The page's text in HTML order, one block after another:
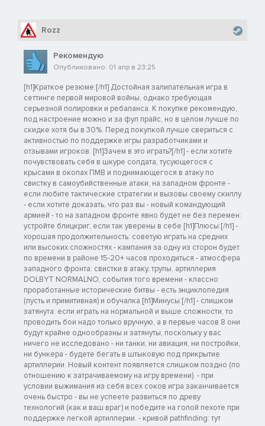
Rozz
Рекомендую
Опубликовано: 01 апр в 23:25
[h1]Краткое резюме:[/h1] Достойная залипательная игра в
сеттинге первой мировой войны, однако требующая
серьезной полировки и ребаланса. К покупке рекомендую,
под настроение можно и за фул прайс, но в целом лучше по
скидке хотя бы в 30%. Перед покупкой лучше свериться с
активностью по поддержке игры разработчиками и
отзывами игроков. [h1]Зачем в это играть?[/h1] - если хотите
почувствовать себя в шкуре солдата, тусующегося с
крысами в окопах ПМВ и поднимающегося в атаку по
свистку в самоубийственные атаки, на западном фронте -
если любите тактические стратегии и вызовы своему скиллу
- если хотите доказать, что раз вы - новый командующий
армией - то на западном фронте явно будет не без перемен:
устройте блицкриг, если так уверены в себе [h1]Плюсы:[/h1] -
хорошая продолжительность: советую играть на средних
или высоких сложностях - кампания за одну из сторон будет
по времени в районе 15-20+ часов проходиться - атмосфера
западного фронта: свистки в атаку, трупы, артиллерия
DOLBYT NORMALNO, события того времени - классно
проработанные исторические битвы - есть энциклопедия
(пусть и примитивная) и обучалка [h1]Минусы:[/h1] - слишком
затянута: если играть на нормальной и выше сложности, то
проводить бои надо только вручную, а в первые часов 8 они
будут крайне однообразны и затянуты, поскольку у вас
ничего не исследовано - ни танки, ни авиация, ни постройки,
ни бункера - будете бегать в штыковую под прикрытие
артиллерии. Новый контент появляется слишком поздно (по
отношению к затрачиваемому на игру времени). - при
условии выжимания из себя всех соков игра заканчивается
очень быстро - вы не успеете развиться по древу
технологий (как и ваш враг) и победите на голой пехоте при
поддержке легкой артиллерии. - кривой pathfinding: тут